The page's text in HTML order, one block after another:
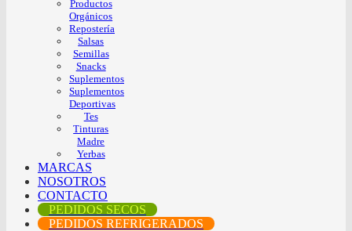
Productos
Orgánicos
Repostería
Salsas
Semillas
Snacks
Suplementos
Suplementos
Deportivas
Tes
Tinturas
Madre
Yerbas
MARCAS
NOSOTROS
CONTACTO
PEDIDOS SECOS
PEDIDOS REFRIGERADOS